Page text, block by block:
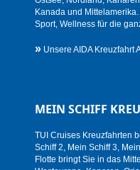
Kanada und
Sport, Wellness für die
» Unsere AIDA Kreuzfahrt
MEIN SCHIFF
TUI Cruises Kreuzfahrten
Schiff 2, Mein Schiff 3,
Flotte bringt Sie in das